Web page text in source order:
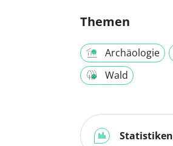
Themen
Archäologie
Wald
Statistiken